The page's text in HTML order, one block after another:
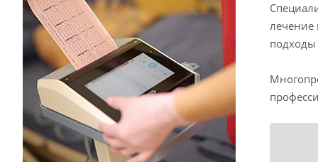
лечение